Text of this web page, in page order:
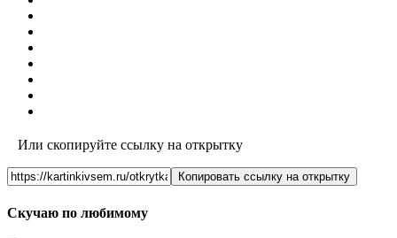
Или скопируйте ссылку на открытку
Копировать ссылку на открытку
Скучаю по любимому